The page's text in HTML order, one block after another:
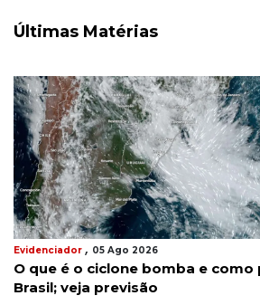
Últimas Matérias
Evidenciador , 05 Ago 2026
O que é o ciclone bomba e
Brasil; veja previsão